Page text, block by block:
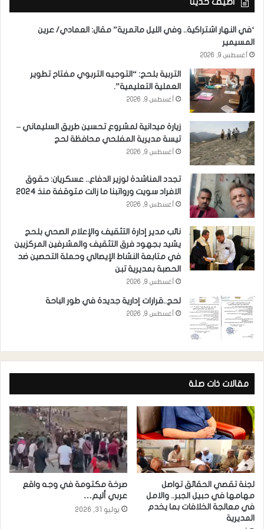
أضيف حديثاً
‘في النهار اشتراكية.. وفي الليل ماتمرية” مقال: العمادي/ عرين
المسيمير
أغسطس 9, 2026
التربية بلحج: “التوجيه التربوي مفتاح تطوير
العملية التعليمية”.
أغسطس 9, 2026
زيارة ميدانية لمشروع تحسين طريق السليماني –
تيسة مديرية المفلحي محافظة لحج
أغسطس 9, 2026
تجدد المناشدة لوزير الدفاع.. عسكريان: حقوق
الافراد سويت ورواتبنا ما زالت متوقفة منذ 2024
أغسطس 9, 2026
نائب مدير إدارة التثقيف والإعلام الصحي بلحج
يشيد بجهود فرق التثقيف والمشرفين المركزيين
في متابعة النشاط الإيصالي وحملة التحصين ضد
الحصبة بمديرية تبن
أغسطس 9, 2026
لحج..قرارات إدارية جديدة في طور الباحة
أغسطس 9, 2026
مقالات ذات صلة
لجنة تقصي الحقائق تواصل
مهامها في حبيل الجبر.. والامل
في معالجة الخلافات بما يخدم
المديرية
صرخة مكتومة في وجه واقع
عربي أليم…
يوليو 31, 2026